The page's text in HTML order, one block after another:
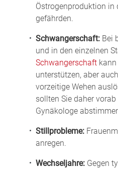
Östrogenproduktion in
gefährden.
Schwangerschaft: Bei
und in den einzelnen
Schwangerschaft
unterstützen, aber
vorzeitige Wehen
sollten Sie daher
Gynäkologe
Stillprobleme:
anregen.
Wechseljahre: Gegen